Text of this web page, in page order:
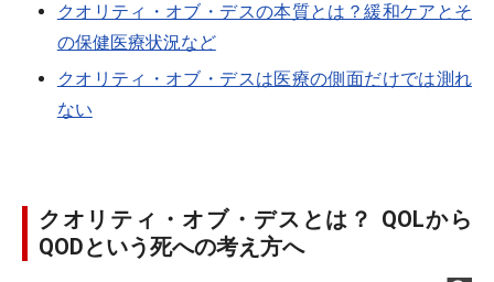
クオリティ・オブ・デスの本質とは？緩和ケアとそ
の保健医療状況など
クオリティ・オブ・デスは医療の側面だけでは測れ
ない
クオリティ・オブ・デスとは？ QOLから
QODという死への考え方へ